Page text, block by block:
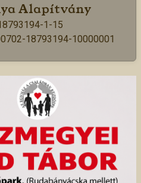
Alapítvány
1-15
18793194-10000001